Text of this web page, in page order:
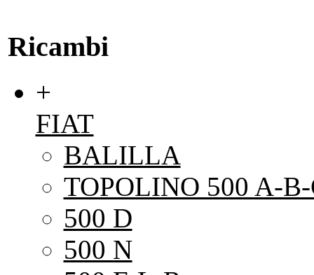
Ricambi
+
FIAT
BALILLA
TOPOLINO 500 A-
500 D
500 N